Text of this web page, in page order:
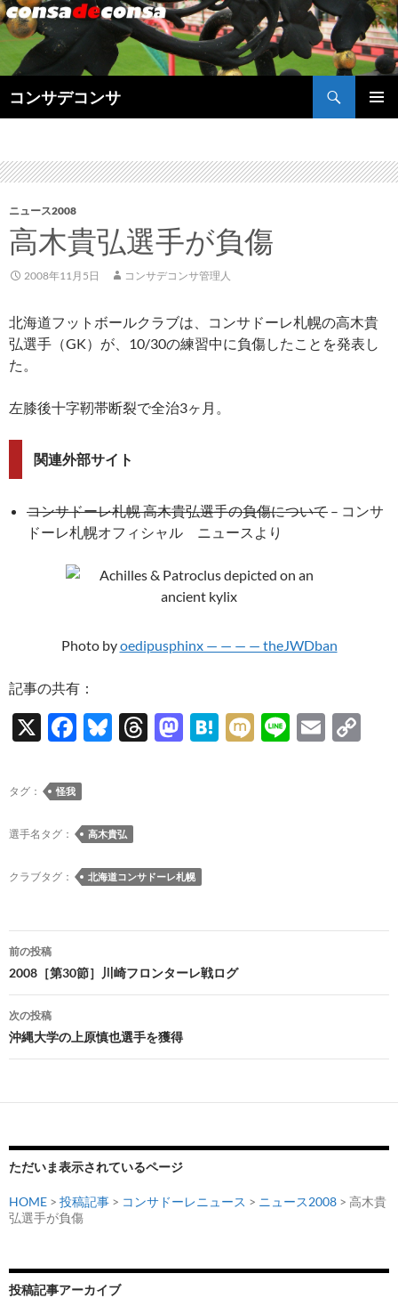
コンサデコンサ
索
ン
ツ
へ
キ
プ
ニュース2008
高木貴弘選手が負傷
2008年11月5日 コンサデコンサ管理人
北海道フットボールクラブは、コンサドーレ札幌の高木貴
弘選手（GK）が、10/30の練習中に負傷したことを発表し
た。
左膝後十字靭帯断裂で全治3ヶ月。
関連外部サイト
コンサドーレ札幌 高木貴弘選手の負傷について – コンサ
ドーレ札幌オフィシャル ニュースより
Photo byoedipusphinx — — — — theJWDban
記事の共有：
X
F
e
b
o
o
k
Bl
y
T
M
n
H
M Li
E
タグ： 怪我
選手名タグ： 高木貴弘
クラブタグ： 北海道コンサドーレ札幌
投
稿
ナ
ビ
ゲ
ー
ョ
ン
前の投稿
2008［第30節］川崎フロンターレ戦ログ
次の投稿
沖縄大学の上原慎也選手を獲得
ただいま表示されているページ
HOME > 投稿記事 > コンサドーレニュース > ニュース2008 > 高木貴
弘選手が負傷
投稿記事アーカイブ